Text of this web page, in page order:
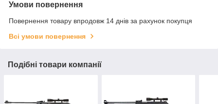
Умови повернення
Повернення товару впродовж 14 днів за рахунок покупця
Всі умови повернення
Подібні товари компанії